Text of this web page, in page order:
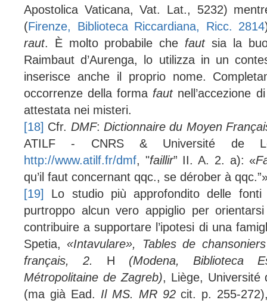
Apostolica Vaticana, Vat. Lat., 5232)
(Firenze, Biblioteca Riccardiana, Ricc. 2814
raut. È molto probabile che fautsia la
Raimbaut d’Aurenga, lo utilizza in un
inserisce anche il proprio nome.
occorrenze della forma faut nell’accezione
attestata nei misteri.
[18] Cfr. DMF: Dictionnaire du Moyen
ATILF - CNRS & Université de
http://www.atilf.fr/dmf, "faillir” II. A. 2. a): «
qu’il faut concernant qqc., se dérober à
[19] Lo studio più approfondito delle
purtroppo alcun vero appiglio per
contribuire a supportare l’ipotesi di una
Spetia, «Intavulare», Tables de
français, 2. H (Modena, Biblioteca
Métropolitaine de Zagreb), Liège, Université
(ma già Ead. Il MS. MR 92cit. p. 255-